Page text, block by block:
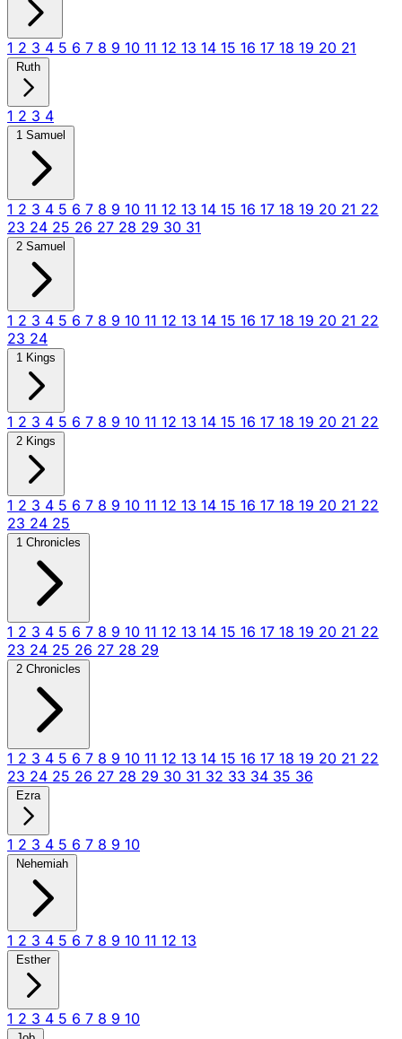
1 2 3 4 5 6 7 8 9 10 11 12 13 14 15 16 17 18 19 20 21
Ruth
1 2 3 4
1 Samuel
1 2 3 4 5 6 7 8 9 10 11 12 13 14 15 16 17 18 19 20 21 22
23 24 25 26 27 28 29 30 31
2 Samuel
1 2 3 4 5 6 7 8 9 10 11 12 13 14 15 16 17 18 19 20 21 22
23 24
1 Kings
1 2 3 4 5 6 7 8 9 10 11 12 13 14 15 16 17 18 19 20 21 22
2 Kings
1 2 3 4 5 6 7 8 9 10 11 12 13 14 15 16 17 18 19 20 21 22
23 24 25
1 Chronicles
1 2 3 4 5 6 7 8 9 10 11 12 13 14 15 16 17 18 19 20 21 22
23 24 25 26 27 28 29
2 Chronicles
1 2 3 4 5 6 7 8 9 10 11 12 13 14 15 16 17 18 19 20 21 22
23 24 25 26 27 28 29 30 31 32 33 34 35 36
Ezra
1 2 3 4 5 6 7 8 9 10
Nehemiah
1 2 3 4 5 6 7 8 9 10 11 12 13
Esther
1 2 3 4 5 6 7 8 9 10